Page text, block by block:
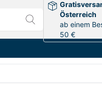
Österreich
ab einem
50 €